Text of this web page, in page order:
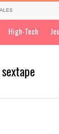
High-Tech